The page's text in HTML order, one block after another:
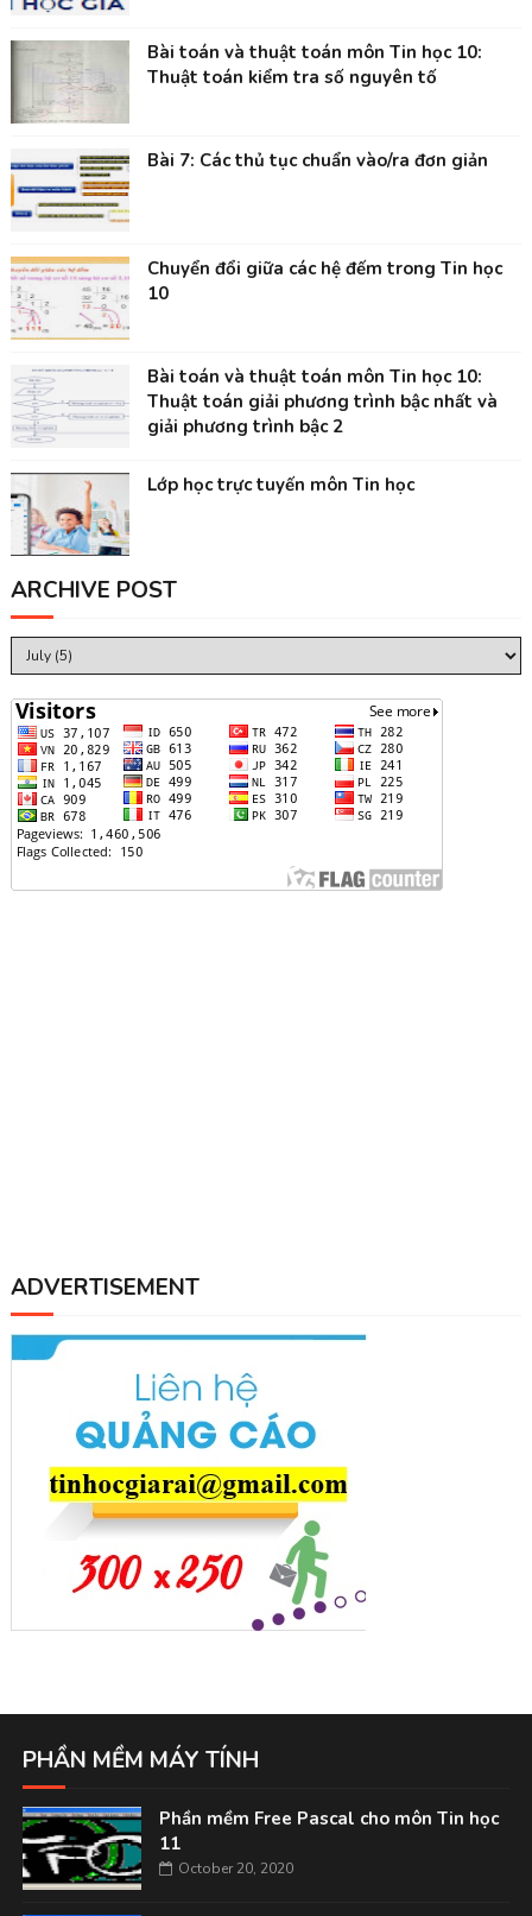
Bài toán và thuật toán môn Tin học 10:
Thuật toán kiểm tra số nguyên tố
Bài 7: Các thủ tục chuẩn vào/ra đơn giản
Chuyển đổi giữa các hệ đếm trong Tin học
10
Bài toán và thuật toán môn Tin học 10:
Thuật toán giải phương trình bậc nhất và
giải phương trình bậc 2
Lớp học trực tuyến môn Tin học
ARCHIVE POST
ADVERTISEMENT
PHẦN MỀM MÁY TÍNH
Phần mềm Free Pascal cho môn Tin học
11
October 20, 2020